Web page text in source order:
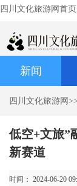
四川文化旅游网首页
新闻
四川文化旅游网 >>
低空+文旅”
新赛道
时间： 2024-06-20